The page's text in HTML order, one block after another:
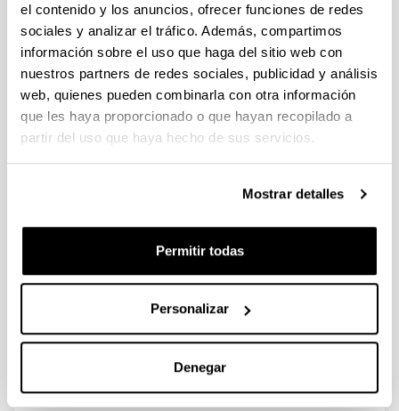
el contenido y los anuncios, ofrecer funciones de redes
sociales y analizar el tráfico. Además, compartimos
información sobre el uso que haga del sitio web con
nuestros partners de redes sociales, publicidad y análisis
web, quienes pueden combinarla con otra información
que les haya proporcionado o que hayan recopilado a
partir del uso que haya hecho de sus servicios.
Mostrar detalles
Permitir todas
Personalizar
Denegar
A study of deactivation by H2S and
regeneration of a Ni catalyst
supported on Al2O3, during
methanation of CO2. Effect of the
promoters Co, Cr, Fe and Mo
David Mendez-Mateos, V. Laura Barrio, Jesus M.
Revista:
Volumen:
10
Página de inicio - Página de fin:
16551 - 16564